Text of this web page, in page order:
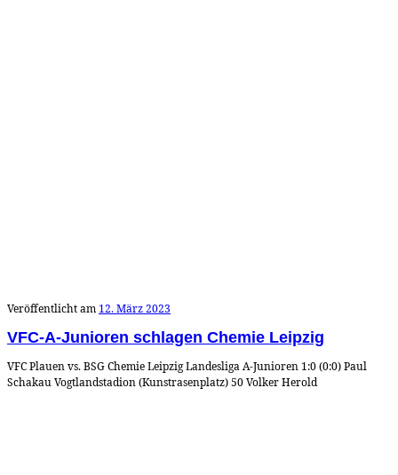
Veröffentlicht am 12. März 2023
VFC-A-Junioren schlagen Chemie Leipzig
VFC Plauen vs. BSG Chemie Leipzig Landesliga A-Junioren 1:0 (0:0) Paul
Schakau Vogtlandstadion (Kunstrasenplatz) 50 Volker Herold